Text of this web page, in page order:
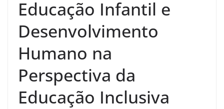
Educação Infantil e
Desenvolvimento
Humano na
Perspectiva da
Educação Inclusiva